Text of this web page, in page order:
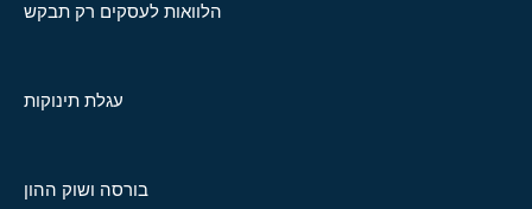
הלוואות לעסקים רק תבקש
עגלת תינוקות
בורסה ושוק ההון